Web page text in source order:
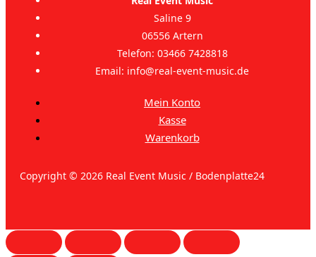
Saline 9
06556 Artern
Telefon: 03466 7428818
Email: info@real-event-music.de
Mein Konto
Kasse
Warenkorb
Copyright © 2026 Real Event Music / Bodenplatte24